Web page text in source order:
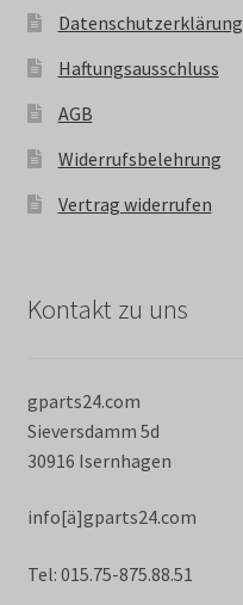
Datenschutzerklärung
Haftungsausschluss
AGB
Widerrufsbelehrung
Vertrag widerrufen
Kontakt zu uns
gparts24.com
Sieversdamm 5d
30916 Isernhagen
info[ä]gparts24.com
Tel: 015.75-875.88.51